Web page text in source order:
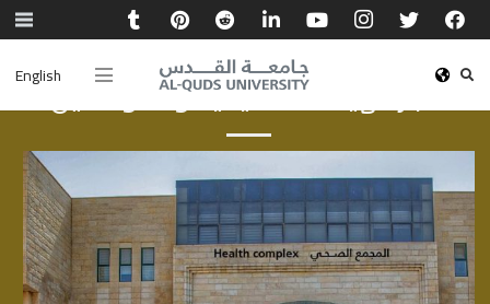
Englishأخبار الهيئة الأكاديمية والموظفين